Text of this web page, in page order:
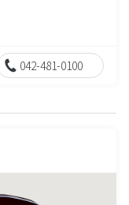
042-481-0100